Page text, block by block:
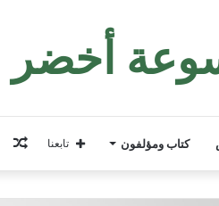
أخضر
كتاب ومؤلفون تابعنا